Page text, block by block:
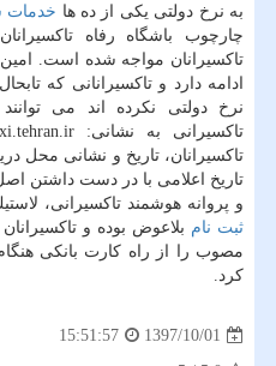
به نرخ دولتی یكی از ده ها خدمات
چارچوب باشگاه رفاه
تاكسیرانان مواجه شده است.
ادامه دارد و تاكسیرانانی كه
نرخ دولتی نكرده اند می
تاكسیرانان، تاریخ و نشانی محل
تاریخ اعلامی با در دست داشتن
و پروانه هوشمند تاكسیرانی،
ثبت نام بلاعوض بوده و
مصوب را از راه كارت بانكی
كرد.
1397/10/01
15:51:57